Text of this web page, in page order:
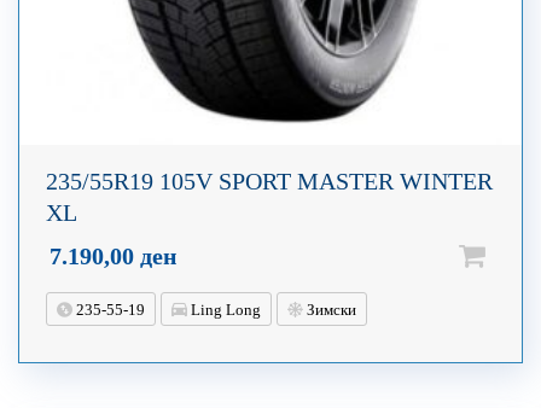
235/55R19 105V SPORT MASTER WINTER
XL
7.190,00 ден
235-55-19 Ling Long Зимски